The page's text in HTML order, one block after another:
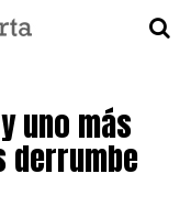
uno más